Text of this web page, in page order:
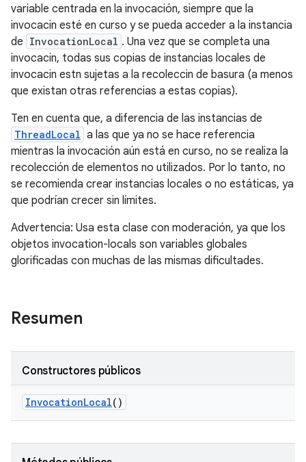
variable centrada en la invocación, siempre que la
invocaci￳n esté en curso y se pueda acceder a la instancia
de InvocationLocal . Una vez que se completa una
invocaci￳n, todas sus copias de instancias locales de
invocaci￳n est￳n sujetas a la recolecci￳n de basura (a menos
que existan otras referencias a estas copias).
Ten en cuenta que, a diferencia de las instancias de
ThreadLocal a las que ya no se hace referencia
mientras la invocación aún está en curso, no se realiza la
recolección de elementos no utilizados. Por lo tanto, no
se recomienda crear instancias locales o no estáticas, ya
que podrían crecer sin límites.
Advertencia: Usa esta clase con moderación, ya que los
objetos invocation-locals son variables globales
glorificadas con muchas de las mismas dificultades.
Resumen
Constructores públicos
InvocationLocal()